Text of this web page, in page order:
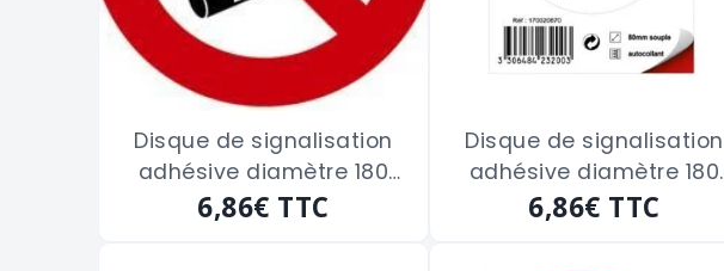
Disque de signalisation
adhésive diamètre 180
"DEFENSE DE FUMER"
6,86€ TTC
Disque de signalisation
adhésive diamètre 180
"VIDEOPROTECTION 24/24"
6,86€ TTC